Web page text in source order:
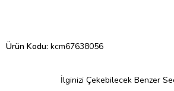
Ürün Kodu: kcm67638056
İlginizi Çekebilecek Benzer